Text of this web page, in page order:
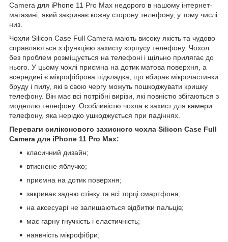
Camera для iPhone 11 Pro Max недорого в нашому інтернет-
магазині, який закриває кожну сторону телефону, у тому числі
низ.
Чохли Silicon Case Full Camera мають високу якість та чудово
справляються з функцією захисту корпусу телефону. Чохол
без проблем розміщується на телефоні і щільно прилягає до
нього. У цьому чохлі приємна на дотик матова поверхня, а
всередині є мікрофіброва підкладка, що вбирає мікрочастинки
бруду і пилу, які в свою чергу можуть пошкоджувати кришку
телефону. Він має всі потрібні вирізи, які повністю збігаються з
моделлю телефону. Особливістю чохла є захист для камери
телефону, яка нерідко ушкоджується при падіннях.
Переваги силіконового захисного чохла Silicon Case Full
Camera для iPhone 11 Pro Max:
класичний дизайн;
втиснене яблучко;
приємна на дотик поверхня;
закриває задню стінку та всі торці смартфона;
на аксесуарі не залишаються відбитки пальців;
має гарну гнучкість і еластичність;
наявність мікрофібри;